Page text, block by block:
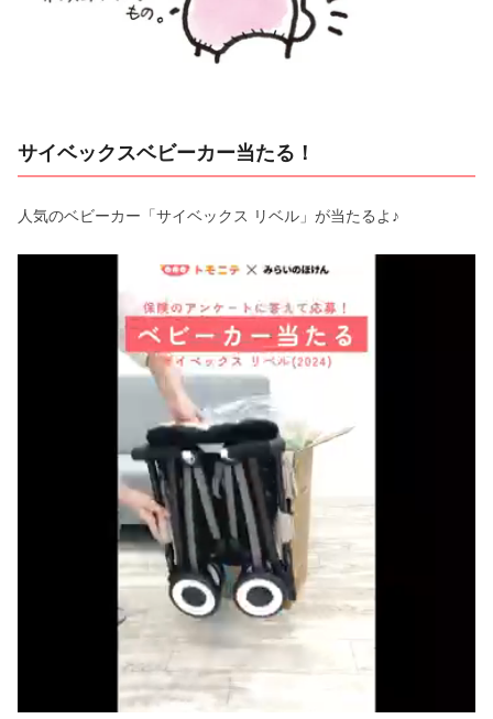
サイベックスベビーカー当たる！
人気のベビーカー「サイベックス リベル」が当たるよ♪